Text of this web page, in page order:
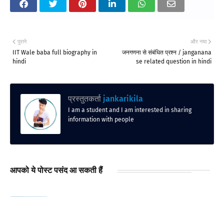
और नया
जनगणना से संबंधित प्रश्न / janganana
se related question in hindi
पुराने
IIT Wale baba full biography in
hindi
प्रस्तुतकर्ता jankarikila
I am a student and I am interested in sharing
information with people
आपको ये पोस्ट पसंद आ सकती हैं